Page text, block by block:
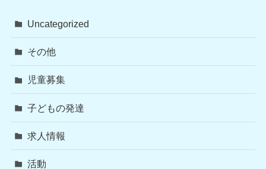
Uncategorized
その他
児童募集
子どもの発達
求人情報
活動